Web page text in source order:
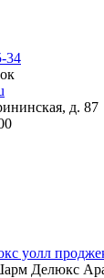
34
д. 87
уолл
Делюкс